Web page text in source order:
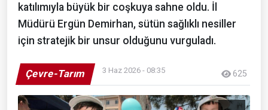
katılımıyla büyük bir coşkuya sahne oldu. İl
Müdürü Ergün Demirhan, sütün sağlıklı nesiller
için stratejik bir unsur olduğunu vurguladı.
Çevre-Tarım 3 Haz 2026 - 08:35 625